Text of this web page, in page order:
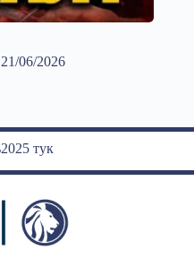
21/06/2026
тук